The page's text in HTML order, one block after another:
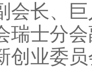
会长、
瑞士分
创业委